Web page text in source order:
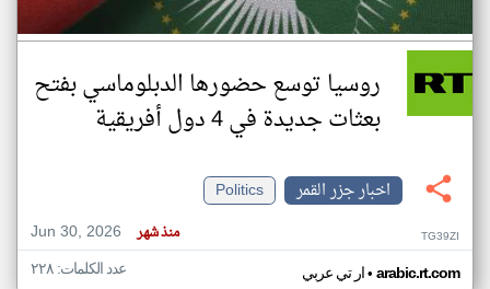
روسيا توسع حضورها الدبلوماسي بفتح
بعثات جديدة في 4 دول أفريقية
اخبار جزر القمر
Politics
Jun 30, 2026
منذ شهر TG39ZI
ار تي عربي• arabic.rt.com عدد الكلمات: ٢٢٨